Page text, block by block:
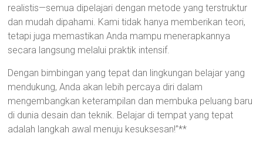
realistis—semua dipelajari dengan metode yang terstruktur
dan mudah dipahami. Kami tidak hanya memberikan teori,
tetapi juga memastikan Anda mampu menerapkannya
secara langsung melalui praktik intensif.
Dengan bimbingan yang tepat dan lingkungan belajar yang
mendukung, Anda akan lebih percaya diri dalam
mengembangkan keterampilan dan membuka peluang baru
di dunia desain dan teknik. Belajar di tempat yang tepat
adalah langkah awal menuju kesuksesan!”**